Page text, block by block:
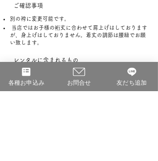
ご確認事項
別の袴に変更可能です。
当店ではお子様の裄丈に合わせて肩上げはしております
が、身上げはしておりません。着丈の調節は腰紐でお願
い致します。
レンタルに含まれるもの
半衿付き半襦袢・着物・袴・帯・羽織・扇子・懐剣・草
履・足袋・紐類
各種お申込み お問合せ 友だち追加